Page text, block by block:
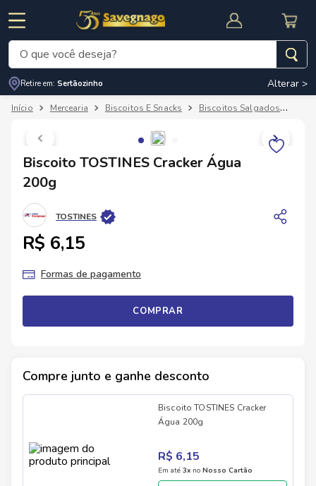
CUPOM DE DESCONTO
O que você deseja?
Retire em: Sertãozinho Alterar >
Mercearia Biscoitos E Snacks Biscoitos Salgados
Biscoito TOSTINES Cracker Água
200g
TOSTINES
R$ 6,15
Formas de pagamento
COMPRAR
Compre junto e ganhe desconto
Biscoito TOSTINES Cracker
Água 200g
R$ 6,15
Em até 3x no Nosso Cartão
Termos mais buscados
cafe
3º
cerveja
carne
5º arroz